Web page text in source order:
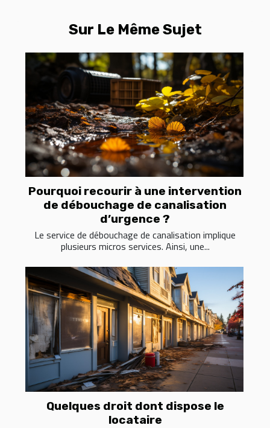
Sur Le Même Sujet
Pourquoi recourir à une intervention
de débouchage de canalisation
d’urgence ?
Le service de débouchage de canalisation implique
plusieurs micros services. Ainsi, une...
Quelques droit dont dispose le
locataire